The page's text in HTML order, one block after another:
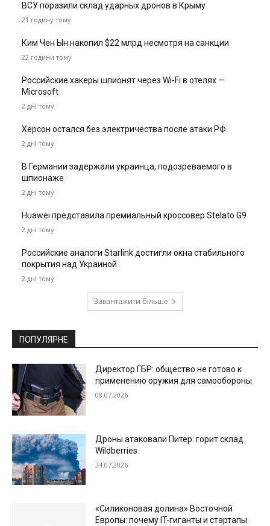
ВСУ поразили склад ударных дронов в Крыму
21 годину тому
Ким Чен Ын накопил $22 млрд несмотря на санкции
22 години тому
Российские хакеры шпионят через Wi-Fi в отелях —
Microsoft
2 дні тому
Херсон остался без электричества после атаки РФ
2 дні тому
В Германии задержали украинца, подозреваемого в
шпионаже
2 дні тому
Huawei представила премиальный кроссовер Stelato G9
2 дні тому
Российские аналоги Starlink достигли окна стабильного
покрытия над Украиной
2 дні тому
Завантажити більше
ПОПУЛЯРНЕ
Директор ГБР: общество не готово к
применению оружия для самообороны
08.07.2026
Дроны атаковали Питер: горит склад
Wildberries
24.07.2026
«Силиконовая долина» Восточной
Европы: почему IT-гиганты и стартапы